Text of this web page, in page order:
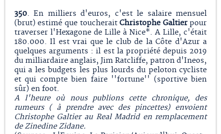
350. En milliers d'euros, c'est le salaire mensuel
(brut) estimé que toucheraitChristophe Galtierpour
traverser l'Hexagone de Lille à Nice*. A Lille, c'était
180.000. Il est vrai que le club de la Côte d'Azur a
quelques arguments : il est la propriété depuis 2019
du milliardaire anglais, Jim Ratcliffe, patron d'Ineos,
qui a les budgets les plus lourds du peloton cycliste
et qui compte bien faire ''fortune'' (sportive bien
sûr) en foot.
A l'heure où nous publions cette chronique, des
rumeurs ( à prendre avec des pincettes) envoient
Christophe Galtier au Real Madrid en remplacement
de Zinedine Zidane.